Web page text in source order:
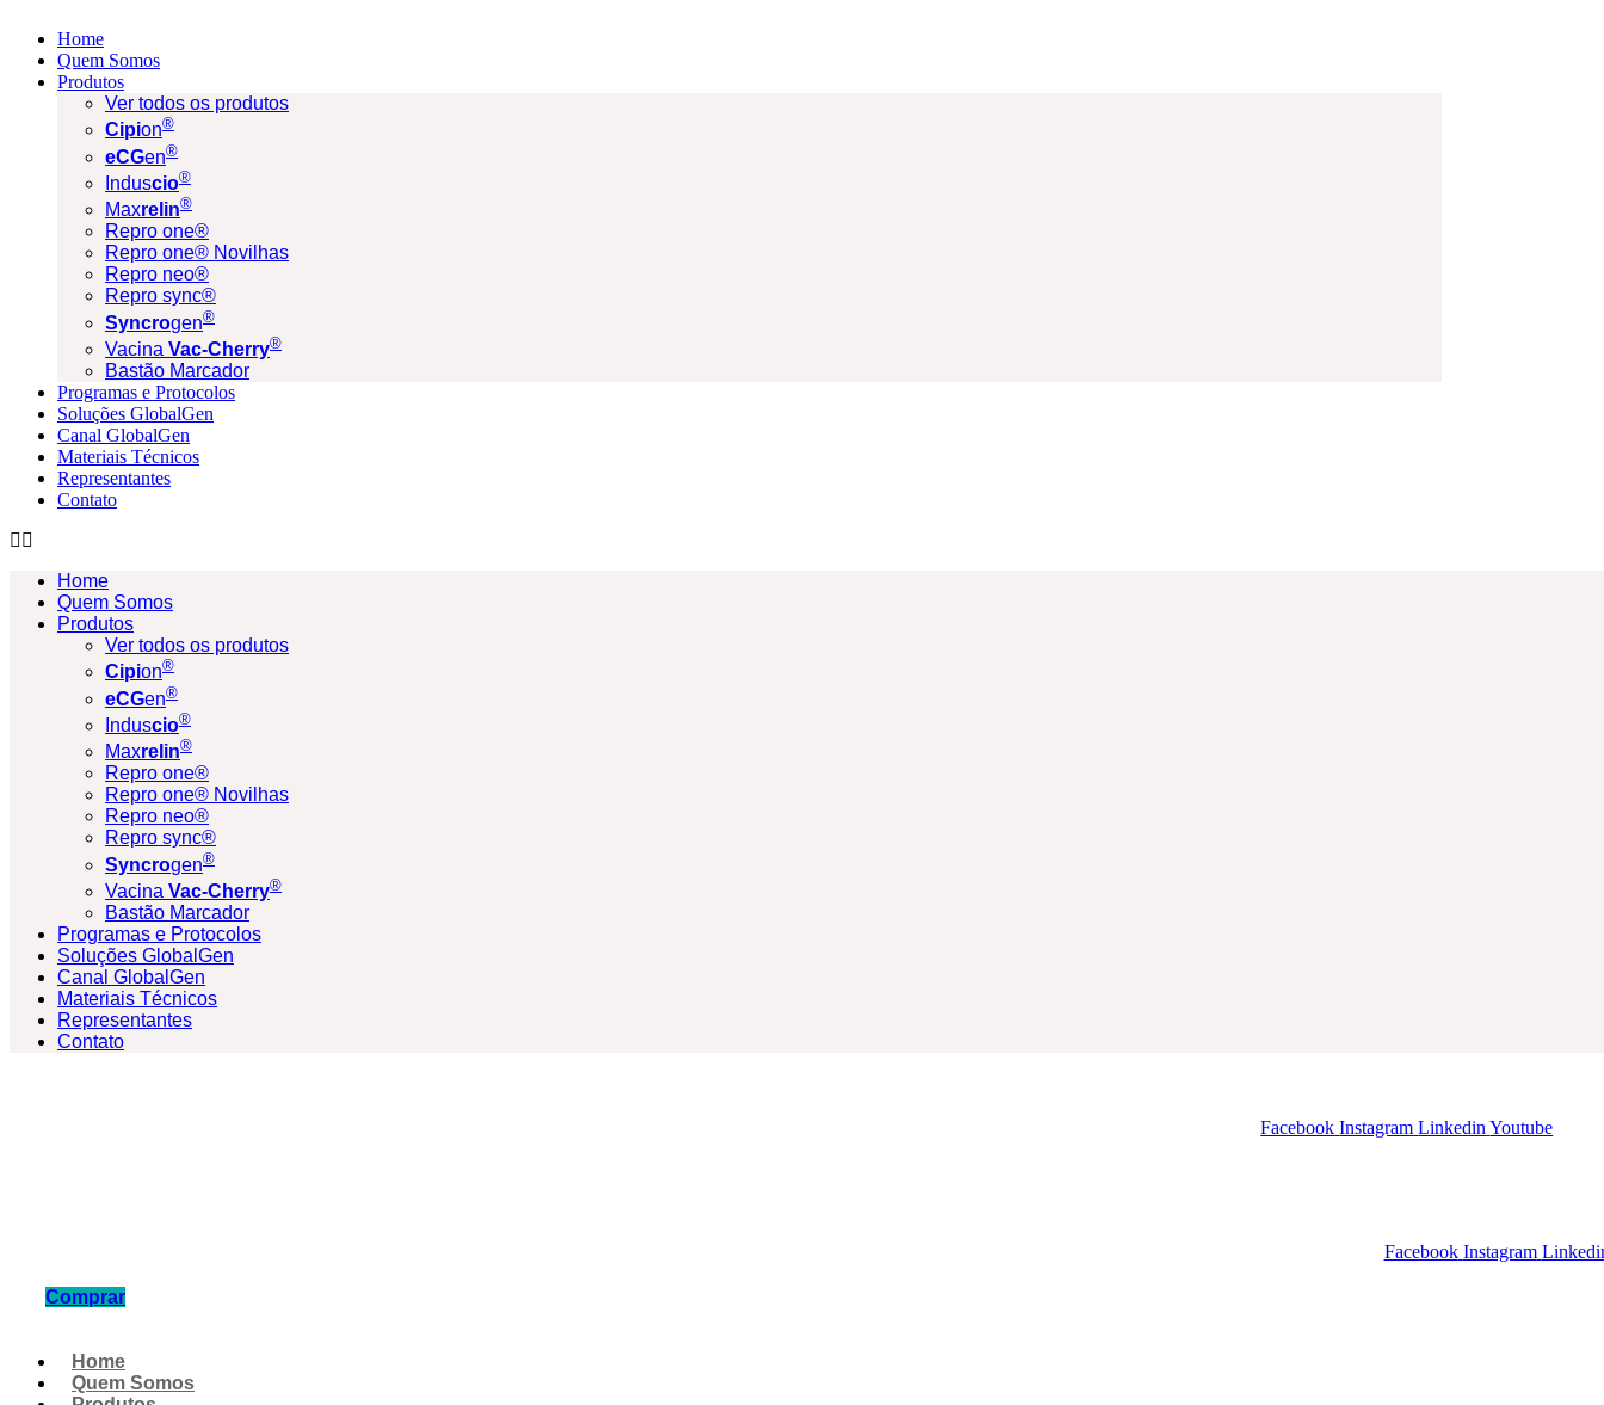
Home
Quem Somos
Produtos
Ver todos os produtos
Cipion®
eCGen®
Induscio®
Maxrelin®
Repro one®
Repro one® Novilhas
Repro neo®
Repro sync®
Syncrogen®
Vacina Vac-Cherry®
Bastão Marcador
Programas e Protocolos
Soluções GlobalGen
Canal GlobalGen
Materiais Técnicos
Representantes
Contato
Home
Quem Somos
Produtos
Ver todos os produtos
Cipion®
eCGen®
Induscio®
Maxrelin®
Repro one®
Repro one® Novilhas
Repro neo®
Repro sync®
Syncrogen®
Vacina Vac-Cherry®
Bastão Marcador
Programas e Protocolos
Soluções GlobalGen
Canal GlobalGen
Materiais Técnicos
Representantes
Contato
Facebook Instagram Linkedin Youtube
Facebook Instagram
Comprar
Home
Quem Somos